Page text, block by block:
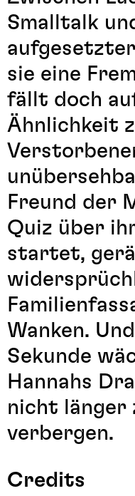
Smalltalk
sie eine
fällt doch
Ähnlichkeit
Freund der
Quiz über
startet,
Wanken.
Sekunde
Hannahs
nicht länger
verbergen.
Credits